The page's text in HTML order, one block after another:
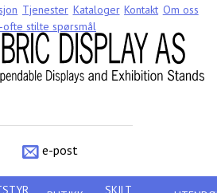
e-post
Tjenester Kataloger Kontakt Om oss
ofte stilte spørsmål
SKILT